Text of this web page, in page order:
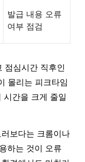
발급 내용 오류
여부 점검
점심시간 직후인
몰리는 피크타임
시간을 크게 줄일
보다는 크롬이나
하는 것이 오류